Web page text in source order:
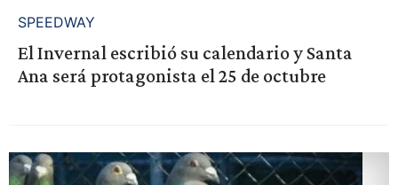
SPEEDWAY
El Invernal escribió su calendario y Santa
Ana será protagonista el 25 de octubre